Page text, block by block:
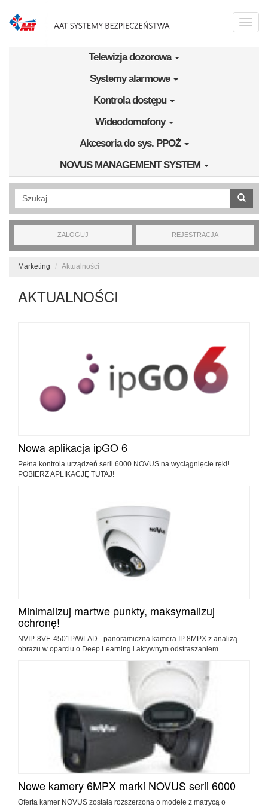
Toggle
Telewizja dozorowa
Systemy alarmowe
Kontrola dostępu
Wideodomofony
Akcesoria do sys. PPOŻ
NOVUS MANAGEMENT SYSTEM
Wyszukiwanie pełnotekstowe
ZALOGUJ REJESTRACJA
Marketing Aktualności
AKTUALNOŚCI
Nowa aplikacja ipGO 6
Pełna kontrola urządzeń serii 6000 NOVUS na wyciągnięcie ręki!
POBIERZ APLIKACJĘ TUTAJ!
Minimalizuj martwe punkty, maksymalizuj
ochronę!
NVIP-8VE-4501P/WLAD - panoramiczna kamera IP 8MPX z analizą
obrazu w oparciu o Deep Learning i aktywnym odstraszaniem.
Nowe kamery 6MPX marki NOVUS serii 6000
Oferta kamer NOVUS została rozszerzona o modele z matrycą o